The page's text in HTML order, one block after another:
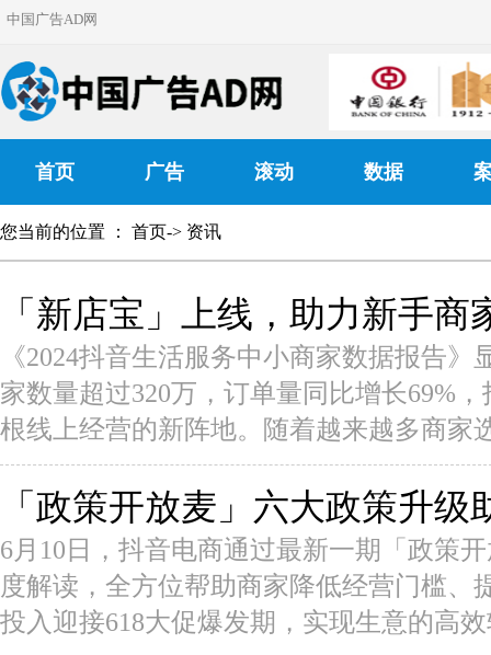
中国广告AD网
首页 广告 滚动 数据
您当前的位置 ： 首页-> 资讯
「新店宝」上线，助力新手
《2024抖音生活服务中小商家数据报告
家数量超过320万，订单量同比增长69%
根线上经营的新阵地。随着越来越多商家
「政策开放麦」六大政策升
6月10日，抖音电商通过最新一期「政策
度解读，全方位帮助商家降低经营门槛、
投入迎接618大促爆发期，实现生意的高